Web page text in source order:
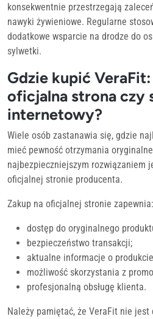
konsekwentnie przestrzegają
nawyki żywieniowe. Regularne
dodatkowe wsparcie na drodze do
sylwetki.
Gdzie kupić
oficjalna strona czy
internetowy?
Wiele osób zastanawia się, gdzie
mieć pewność otrzymania
najbezpieczniejszym rozwiązaniem
oficjalnej stronie producenta.
Zakup na oficjalnej stronie zapewnia:
dostęp do oryginalnego
bezpieczeństwo transakcji;
aktualne informacje o
możliwość skorzystania z
profesjonalną obsługę klienta.
Należy pamiętać, że VeraFit nie jest